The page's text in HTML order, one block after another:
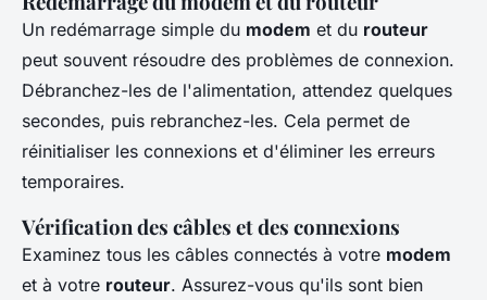
Un redémarrage simple du modem et du routeur
peut souvent résoudre des problèmes de connexion.
Débranchez-les de l'alimentation, attendez quelques
secondes, puis rebranchez-les. Cela permet de
réinitialiser les connexions et d'éliminer les erreurs
temporaires.
Vérification des câbles et des connexions
Examinez tous les câbles connectés à votre modem
et à votre routeur. Assurez-vous qu'ils sont bien